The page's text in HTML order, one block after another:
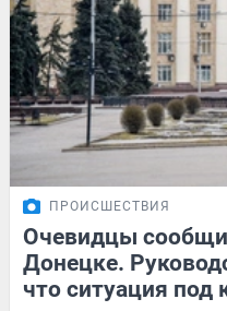
ПРОИСШЕСТВИЯ
Очевидцы
Донецке.
что ситуация под